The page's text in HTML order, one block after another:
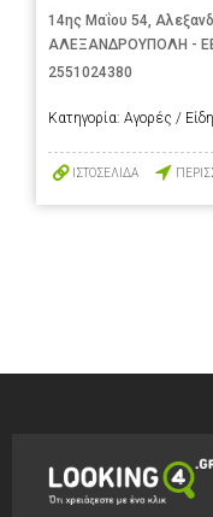
14ης Μαΐου 54,
ΑΛΕΞΑΝΔΡΟΥΠΟΛΗ -
2551024380
Κατηγορία: Αγορές /
ΙΣΤΟΣΕΛΙΔΑ